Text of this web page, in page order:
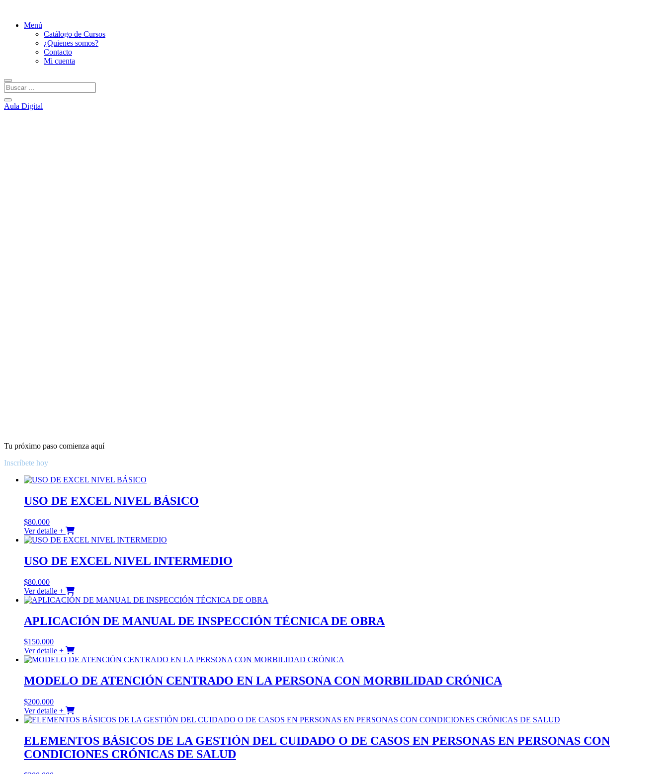
Menú
Catálogo de Cursos
¿Quienes somos?
Contacto
Mi cuenta
Aula Digital
Tu próximo paso comienza aquí
Inscríbete hoy
USO DE EXCEL NIVEL BÁSICO
$80.000
Ver detalle +
USO DE EXCEL NIVEL INTERMEDIO
$80.000
Ver detalle +
APLICACIÓN DE MANUAL DE INSPECCIÓN TÉCNICA DE OBRA
$150.000
Ver detalle +
MODELO DE ATENCIÓN CENTRADO EN LA PERSONA CON MORBILIDAD CRÓNICA
$200.000
Ver detalle +
ELEMENTOS BÁSICOS DE LA GESTIÓN DEL CUIDADO O DE CASOS EN PERSONAS EN PERSONAS CON
CONDICIONES CRÓNICAS DE SALUD